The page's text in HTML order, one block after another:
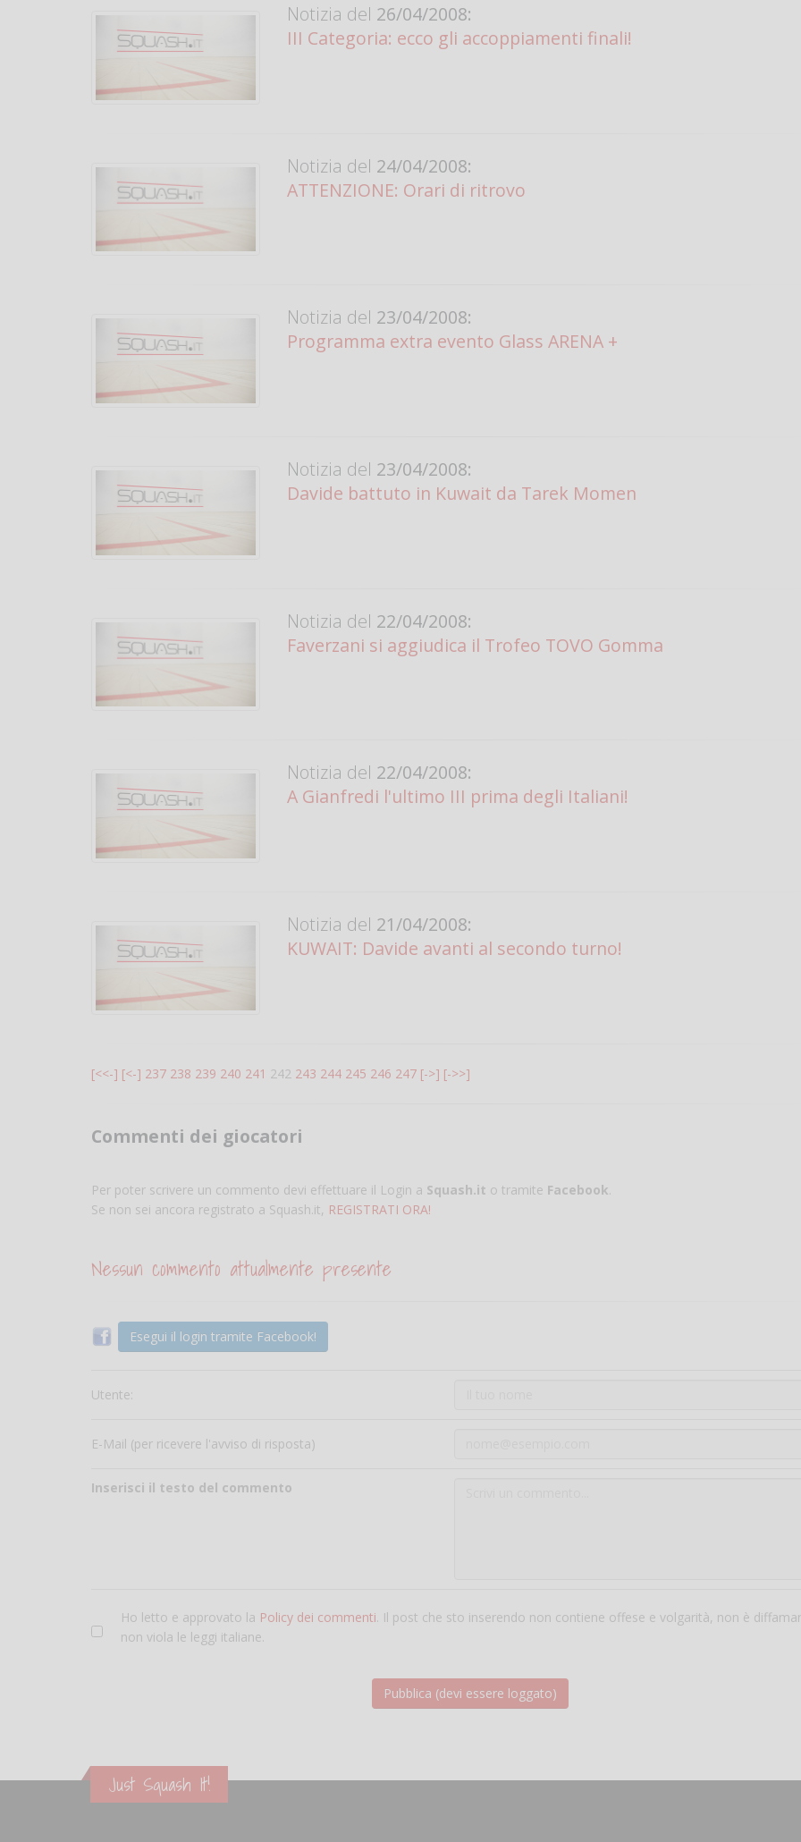
Notizia del 26/04/2008:
III Categoria: ecco gli accoppiamenti finali!
Notizia del 24/04/2008:
ATTENZIONE: Orari di ritrovo
Notizia del 23/04/2008:
Programma extra evento Glass ARENA +
Notizia del 23/04/2008:
Davide battuto in Kuwait da Tarek Momen
Notizia del 22/04/2008:
Faverzani si aggiudica il Trofeo TOVO Gomma
Notizia del 22/04/2008:
A Gianfredi l'ultimo III prima degli Italiani!
Notizia del 21/04/2008:
KUWAIT: Davide avanti al secondo turno!
[<<-] [<-] 237 238 239 240 241 242 243 244 245 246 247 [->] [->>]
Commenti dei giocatori
Per poter scrivere un commento devi effettuare il Login a Squash.it o tramite Facebook.
Se non sei ancora registrato a Squash.it, REGISTRATI ORA!
Nessun commento attualmente presente
Esegui il login tramite Facebook!
Utente:
E-Mail (per ricevere l'avviso di risposta)
Inserisci il testo del commento
Ho letto e approvato la Policy dei commenti. Il post che sto inserendo non contiene offese e volgarità, non è
non viola le leggi italiane.
Just Squash It!